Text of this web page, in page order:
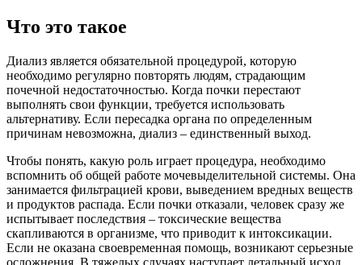
Что это такое
Диализ является обязательной процедурой, которую
необходимо регулярно повторять людям, страдающим
почечной недостаточностью. Когда почки перестают
выполнять свои функции, требуется использовать
альтернативу. Если пересадка органа по определенным
причинам невозможна, диализ – единственный выход.
Чтобы понять, какую роль играет процедура, необходимо
вспомнить об общей работе мочевыделительной системы. Она
занимается фильтрацией крови, выведением вредных веществ
и продуктов распада. Если почки отказали, человек сразу же
испытывает последствия – токсические вещества
скапливаются в организме, что приводит к интоксикации.
Если не оказана своевременная помощь, возникают серьезные
осложнения. В тяжелых случаях наступает летальный исход.